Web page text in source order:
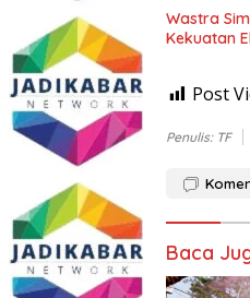
Wastra
Kekuatan
Post
Penulis: TF
Baca